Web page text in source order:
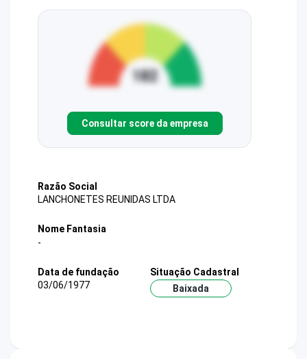
Consultar score da empresa
Razão Social
LANCHONETES REUNIDAS LTDA
Nome Fantasia
-
Data de fundação
03/06/1977
Situação Cadastral
Baixada